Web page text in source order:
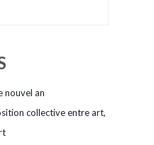
nouvel an
collective entre art,